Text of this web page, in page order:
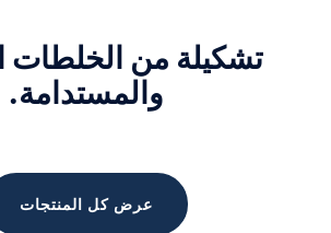
تشكيلة من الخلطات
والمستدامة.
عرض كل المنتجات